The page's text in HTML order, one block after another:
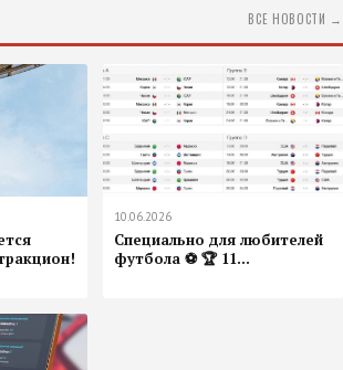
ВСЕ НОВОСТИ →
10.06.2026
️Специально для любителей
футбола ⚽ 🏆 11...